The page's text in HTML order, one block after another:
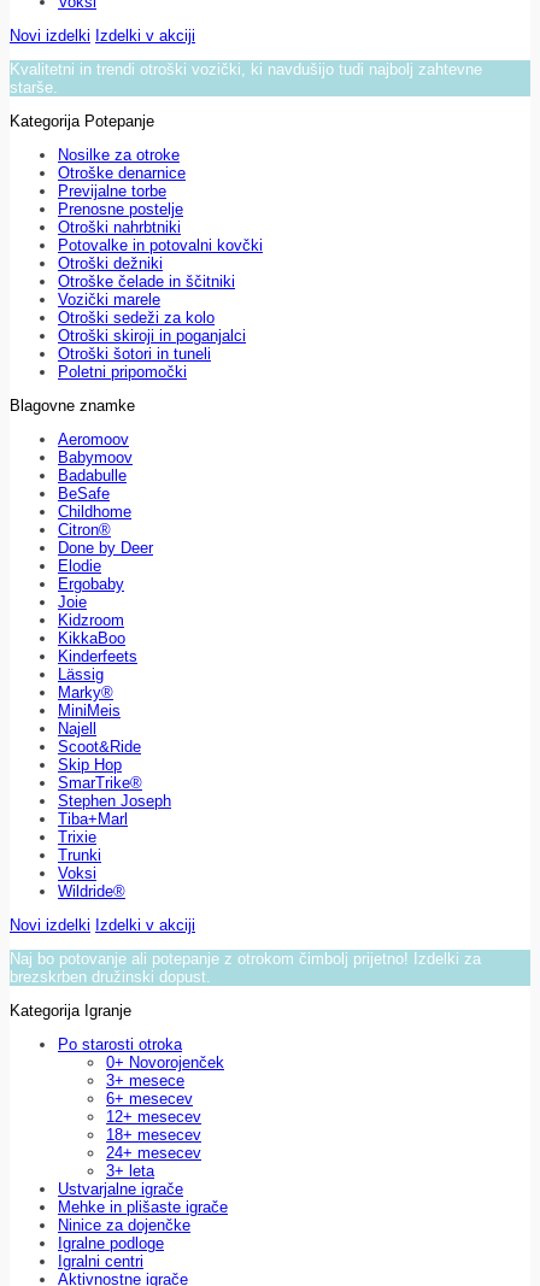
Novi izdelki Izdelki v akciji
Kvalitetni in trendi otroški vozički, ki navdušijo tudi najbolj zahtevne
starše.
Kategorija Potepanje
Nosilke za otroke
Otroške denarnice
Previjalne torbe
Prenosne postelje
Otroški nahrbtniki
Potovalke in potovalni kovčki
Otroški dežniki
Otroške čelade in ščitniki
Vozički marele
Otroški sedeži za kolo
Otroški skiroji in poganjalci
Otroški šotori in tuneli
Poletni pripomočki
Blagovne znamke
Aeromoov
Babymoov
Badabulle
BeSafe
Childhome
Citron®
Done by Deer
Elodie
Ergobaby
Joie
Kidzroom
KikkaBoo
Kinderfeets
Lässig
Marky®
MiniMeis
Najell
Scoot&Ride
Skip Hop
SmarTrike®
Stephen Joseph
Tiba+Marl
Trixie
Trunki
Voksi
Wildride®
Novi izdelki Izdelki v akciji
Naj bo potovanje ali potepanje z otrokom čimbolj prijetno! Izdelki za
brezskrben družinski dopust.
Kategorija Igranje
Po starosti otroka
0+ Novorojenček
3+ mesece
6+ mesecev
12+ mesecev
18+ mesecev
24+ mesecev
3+ leta
Ustvarjalne igrače
Mehke in plišaste igrače
Ninice za dojenčke
Igralne podloge
Igralni centri
Aktivnostne igrače